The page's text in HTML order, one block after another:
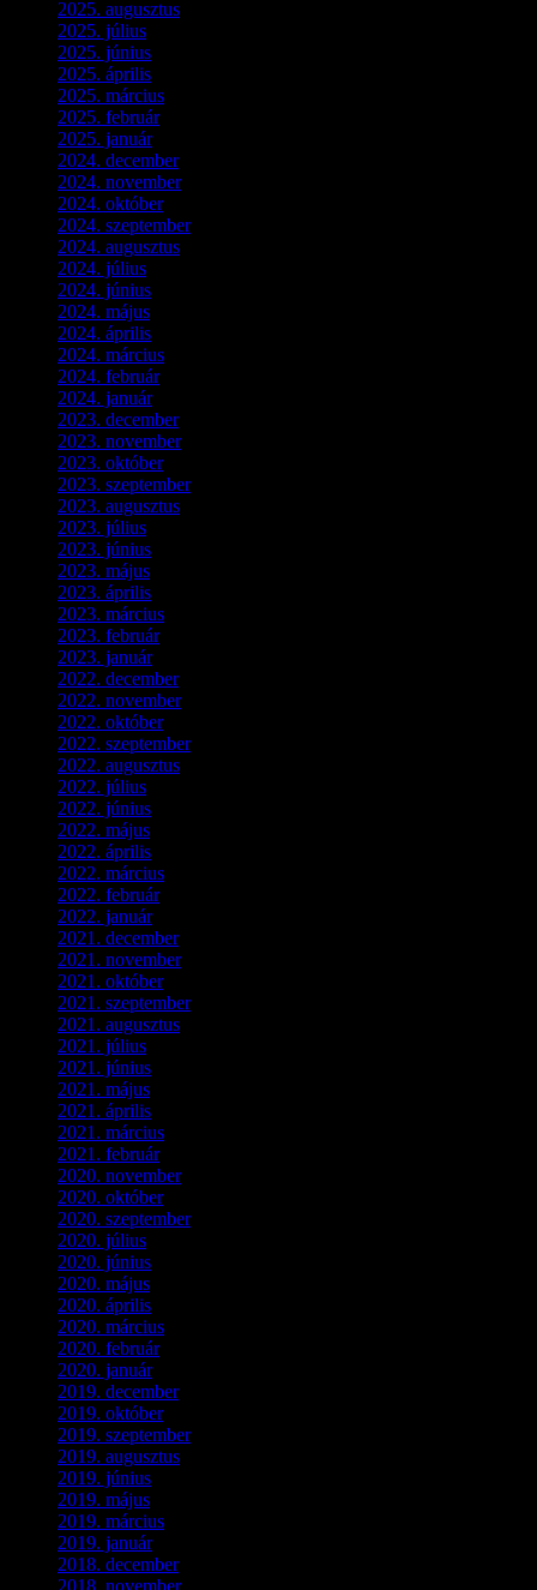
2025. augusztus
2025. július
2025. június
2025. április
2025. március
2025. február(7)
2025. január(3)
2024. december(3)
2024. november(7)
2024. október(6)
2024. szeptember(4)
2024. augusztus
2024. július
2024. június
2024. május
2024. április
2024. március
2024. február(9)
2024. január(3)
2023. december(1)
2023. november(1)
2023. október(5)
2023. szeptember(3)
2023. augusztus
2023. július
2023. június
2023. május
2023. április
2023. március
2023. február(4)
2023. január(1)
2022. december(2)
2022. november(4)
2022. október(8)
2022. szeptember(9)
2022. augusztus
2022. július
2022. június
2022. május
2022. április
2022. március
2022. február(4)
2022. január(3)
2021. december(2)
2021. november(5)
2021. október(8)
2021. szeptember(4)
2021. augusztus
2021. július
2021. június
2021. május
2021. április
2021. március
2021. február(4)
2020. november(4)
2020. október(4)
2020. szeptember(1)
2020. július
2020. június
2020. május
2020. április
2020. március
2020. február(6)
2020. január(1)
2019. december(4)
2019. október(3)
2019. szeptember(2)
2019. augusztus
2019. június
2019. május
2019. március
2019. január(1)
2018. december(3)